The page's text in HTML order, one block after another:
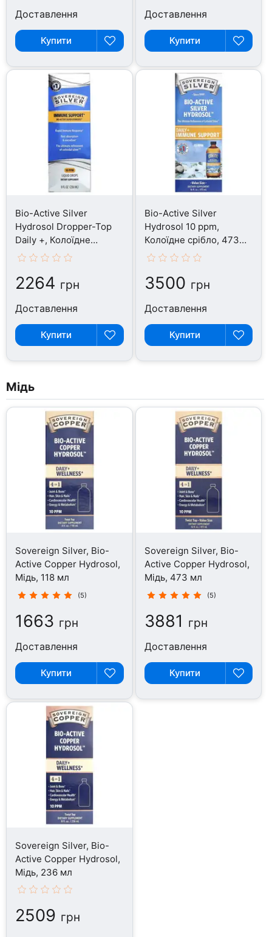
Доставлення
Купити
Доставлення
Купити
Bio-Active Silver
Hydrosol Dropper-Top
Daily +, Колоїдне
срібло, 236 мл
2264 грн
Доставлення
Купити
Bio-Active Silver
Hydrosol 10 ppm,
Колоїдне срібло, 473
мл
3500 грн
Доставлення
Купити
Мідь
Sovereign Silver, Bio-
Active Copper Hydrosol,
Мідь, 118 мл
(5)
1663 грн
Доставлення
Купити
Sovereign Silver, Bio-
Active Copper Hydrosol,
Мідь, 473 мл
(5)
3881 грн
Доставлення
Купити
Sovereign Silver, Bio-
Active Copper Hydrosol,
Мідь, 236 мл
2509 грн